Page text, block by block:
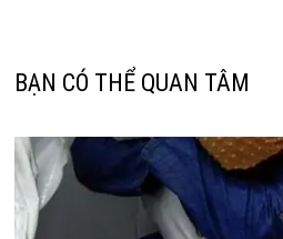
BẠN CÓ THỂ QUAN TÂM